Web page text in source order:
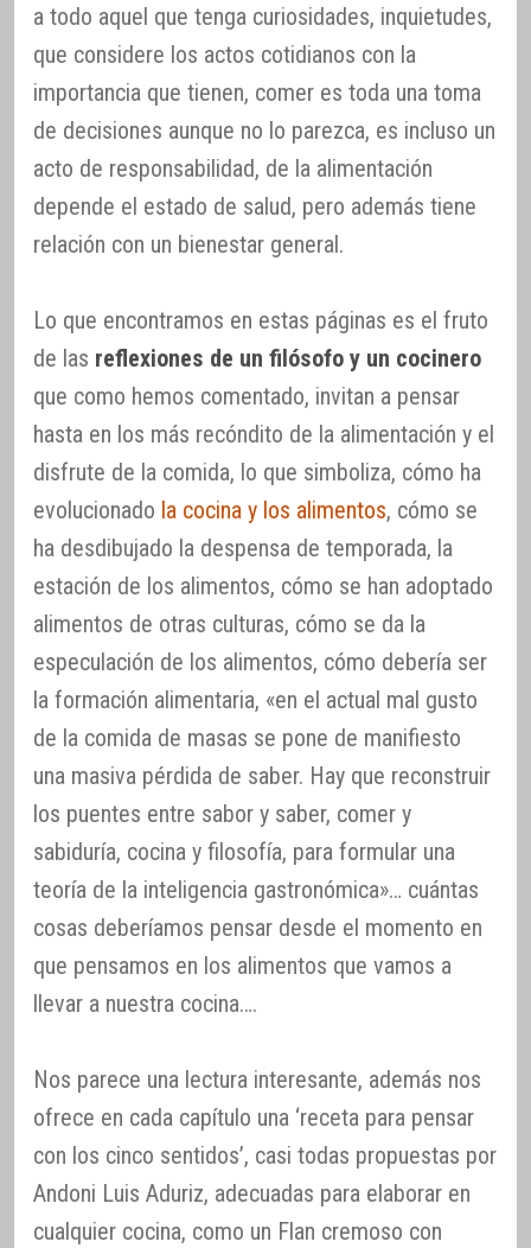
a todo aquel que tenga curiosidades, inquietudes,
que considere los actos cotidianos con la
importancia que tienen, comer es toda una toma
de decisiones aunque no lo parezca, es incluso un
acto de responsabilidad, de la alimentación
depende el estado de salud, pero además tiene
relación con un bienestar general.
Lo que encontramos en estas páginas es el fruto
de las reflexiones de un filósofo y un cocinero
que como hemos comentado, invitan a pensar
hasta en los más recóndito de la alimentación y el
disfrute de la comida, lo que simboliza, cómo ha
evolucionado la cocina y los alimentos, cómo se
ha desdibujado la despensa de temporada, la
estación de los alimentos, cómo se han adoptado
alimentos de otras culturas, cómo se da la
especulación de los alimentos, cómo debería ser
la formación alimentaria, «en el actual mal gusto
de la comida de masas se pone de manifiesto
una masiva pérdida de saber. Hay que reconstruir
los puentes entre sabor y saber, comer y
sabiduría, cocina y filosofía, para formular una
teoría de la inteligencia gastronómica»… cuántas
cosas deberíamos pensar desde el momento en
que pensamos en los alimentos que vamos a
llevar a nuestra cocina….
Nos parece una lectura interesante, además nos
ofrece en cada capítulo una ‘receta para pensar
con los cinco sentidos’, casi todas propuestas por
Andoni Luis Aduriz, adecuadas para elaborar en
cualquier cocina, como un Flan cremoso con